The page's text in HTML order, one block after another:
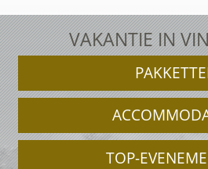
VAKANTIE IN
TOP-